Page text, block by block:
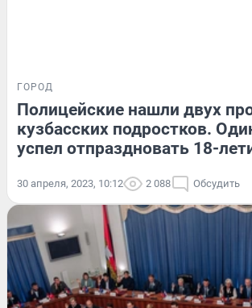
ГОРОД
Полицейские нашли двух
кузбасских подростков.
успел отпраздновать 18-
30 апреля, 2023, 10:12 2 088 Обсудить